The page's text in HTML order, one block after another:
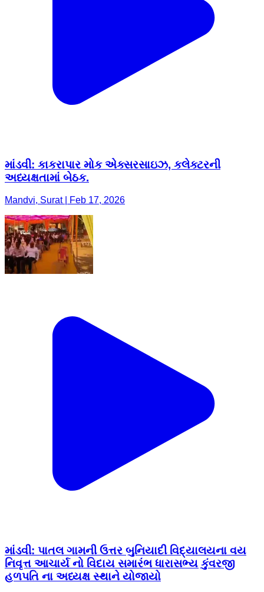
માંડવી: કાકરાપાર મોક એક્સરસાઇઝ, કલેક્ટરની
અધ્યક્ષતામાં બેઠક.
Mandvi, Surat | Feb 17, 2026
માંડવી: પાતલ ગામની ઉત્તર બુનિયાદી વિદ્યાલયના વય
નિવૃત્ત આચાર્ય નો વિદાય સમારંભ ધારાસભ્ય કુંવરજી
હળપતિ ના અધ્યક્ષ સ્થાને યોજાયો